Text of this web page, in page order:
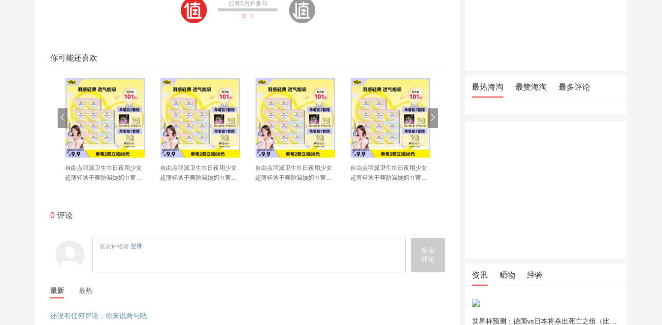
已有0用户参与
0: 0
你可能还喜欢
自由点羽翼卫生巾日夜用少女
超薄轻透干爽防漏姨妈巾官方
自由点羽翼卫生巾日夜用少女
超薄轻透干爽防漏姨妈巾官方
自由点羽翼卫生巾日夜用少女
超薄轻透干爽防漏姨妈巾官方
自由点羽翼卫生巾日夜用少女
超薄轻透干爽防漏姨妈巾官方
0 评论
发表评论请 登录
发表
评论
最新 最热
还没有任何评论，你来说两句吧
最热海淘 最赞海淘 最多评论
资讯 晒物 经验